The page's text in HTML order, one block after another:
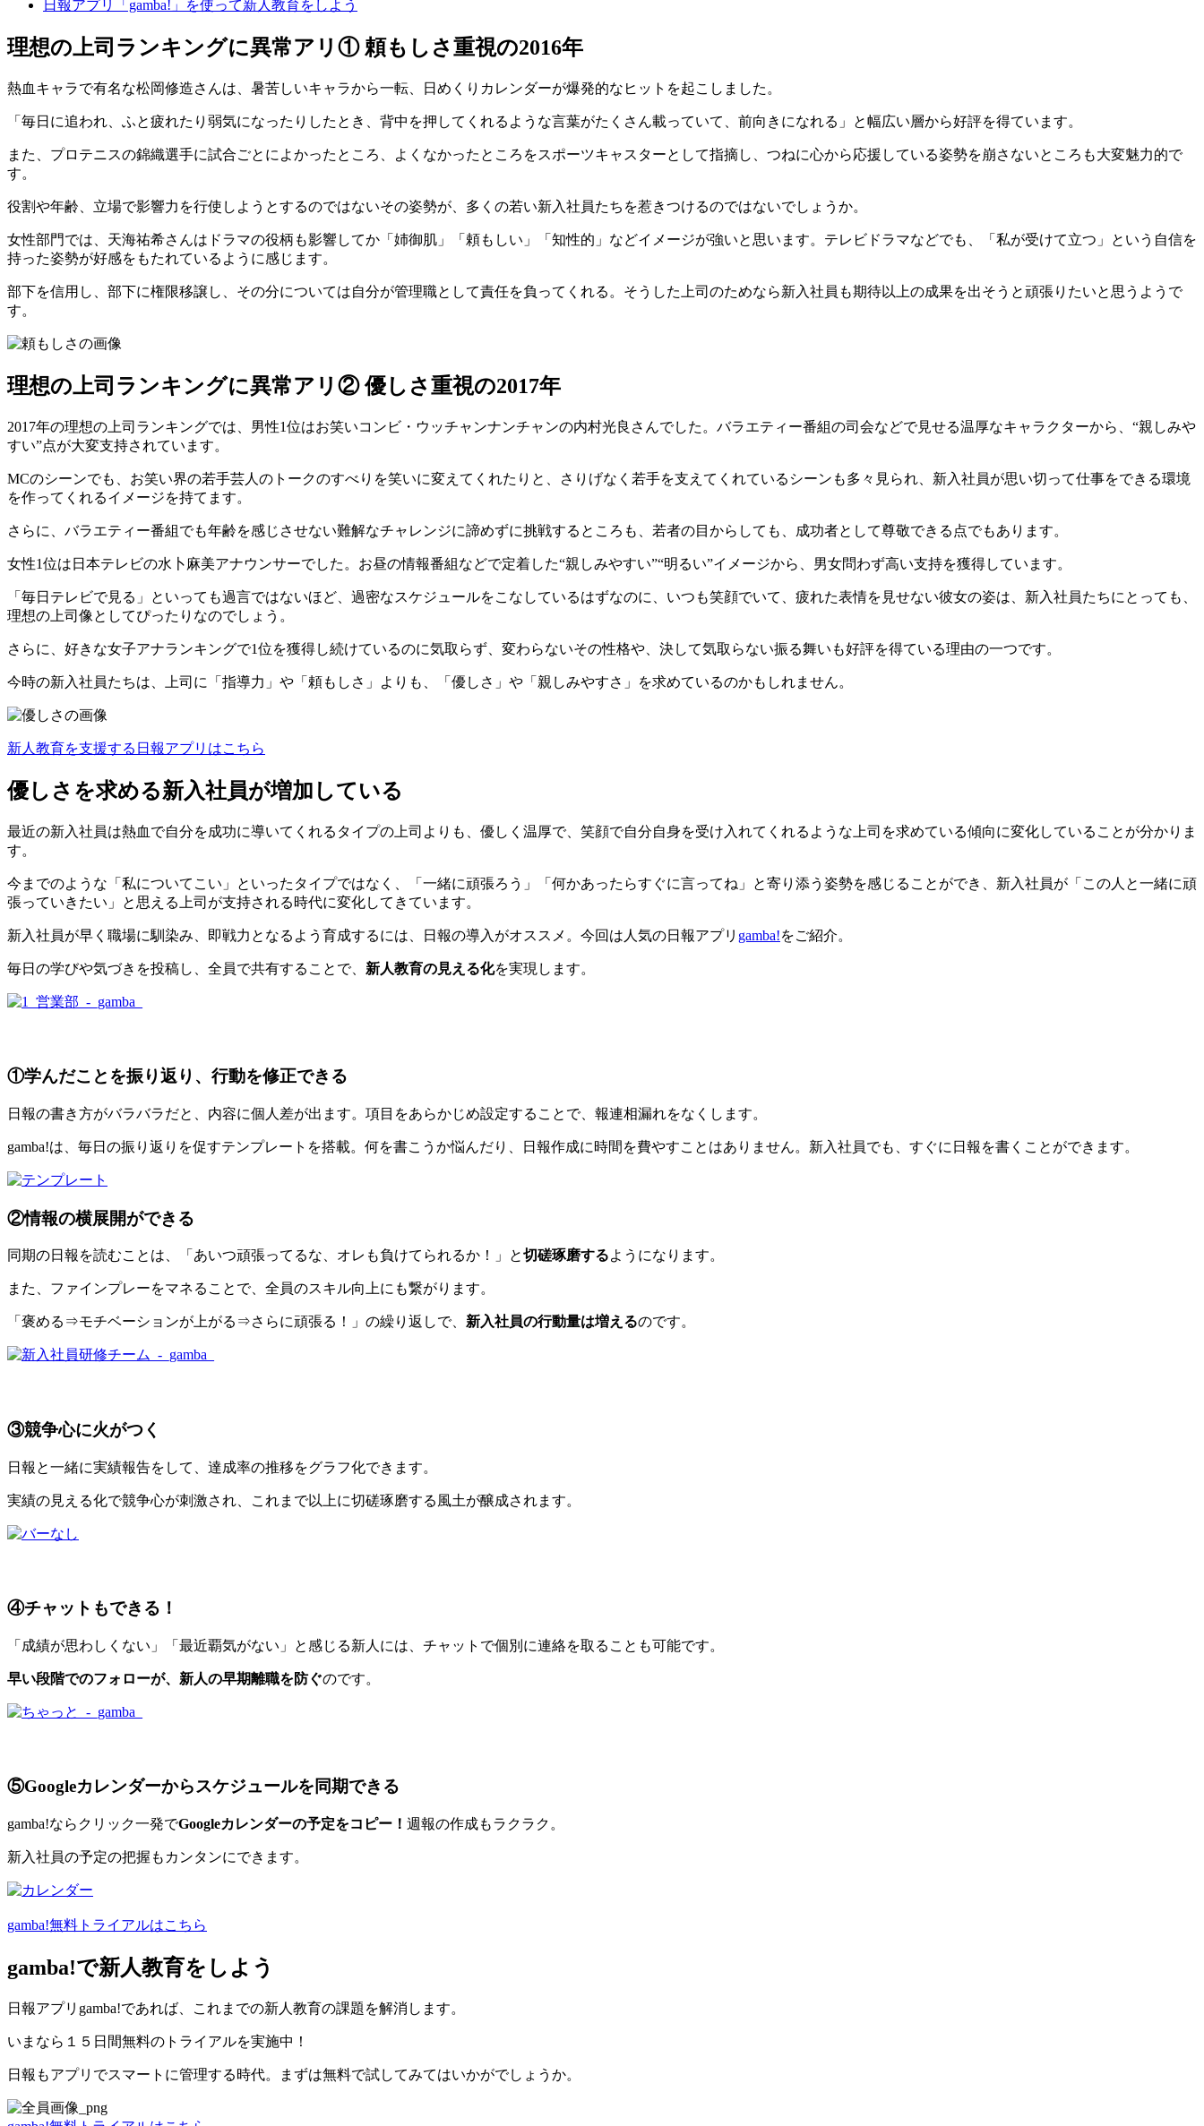
日報アプリ「gamba!」を使って新人教育をしよう
理想の上司ランキングに異常アリ① 頼もしさ重視の2016年
熱血キャラで有名な松岡修造さんは、暑苦しいキャラから一転、日めくりカレンダーが爆発的なヒットを起こしました。
「毎日に追われ、ふと疲れたり弱気になったりしたとき、背中を押してくれるような言葉がたくさん載っていて、前向きになれる」と幅広い層から好評を得ています。
また、プロテニスの錦織選手に試合ごとによかったところ、よくなかったところをスポーツキャスターとして指摘し、つねに心から応援している姿勢を崩さないところも大変魅力的で
す。
役割や年齢、立場で影響力を行使しようとするのではないその姿勢が、多くの若い新入社員たちを惹きつけるのではないでしょうか。
女性部門では、天海祐希さんはドラマの役柄も影響してか「姉御肌」「頼もしい」「知性的」などイメージが強いと思います。テレビドラマなどでも、「私が受けて立つ」という自信を
持った姿勢が好感をもたれているように感じます。
部下を信用し、部下に権限移譲し、その分については自分が管理職として責任を負ってくれる。そうした上司のためなら新入社員も期待以上の成果を出そうと頑張りたいと思うようで
す。
理想の上司ランキングに異常アリ② 優しさ重視の2017年
2017年の理想の上司ランキングでは、男性1位はお笑いコンビ・ウッチャンナンチャンの内村光良さんでした。バラエティー番組の司会などで見せる温厚なキャラクターから、“親しみや
すい”点が大変支持されています。
MCのシーンでも、お笑い界の若手芸人のトークのすべりを笑いに変えてくれたりと、さりげなく若手を支えてくれているシーンも多々見られ、新入社員が思い切って仕事をできる環境
を作ってくれるイメージを持てます。
さらに、バラエティー番組でも年齢を感じさせない難解なチャレンジに諦めずに挑戦するところも、若者の目からしても、成功者として尊敬できる点でもあります。
女性1位は日本テレビの水卜麻美アナウンサーでした。お昼の情報番組などで定着した“親しみやすい”“明るい”イメージから、男女問わず高い支持を獲得しています。
「毎日テレビで見る」といっても過言ではないほど、過密なスケジュールをこなしているはずなのに、いつも笑顔でいて、疲れた表情を見せない彼女の姿は、新入社員たちにとっても、
理想の上司像としてぴったりなのでしょう。
さらに、好きな女子アナランキングで1位を獲得し続けているのに気取らず、変わらないその性格や、決して気取らない振る舞いも好評を得ている理由の一つです。
今時の新入社員たちは、上司に「指導力」や「頼もしさ」よりも、「優しさ」や「親しみやすさ」を求めているのかもしれません。
新人教育を支援する日報アプリはこちら
優しさを求める新入社員が増加している
最近の新入社員は熱血で自分を成功に導いてくれるタイプの上司よりも、優しく温厚で、笑顔で自分自身を受け入れてくれるような上司を求めている傾向に変化していることが分かりま
す。
今までのような「私についてこい」といったタイプではなく、「一緒に頑張ろう」「何かあったらすぐに言ってね」と寄り添う姿勢を感じることができ、新入社員が「この人と一緒に頑
張っていきたい」と思える上司が支持される時代に変化してきています。
新入社員が早く職場に馴染み、即戦力となるよう育成するには、日報の導入がオススメ。今回は人気の日報アプリ gamba!をご紹介。
毎日の学びや気づきを投稿し、全員で共有することで、 新人教育の見える化を実現します。
①学んだことを振り返り、行動を修正できる
日報の書き方がバラバラだと、内容に個人差が出ます。項目をあらかじめ設定することで、報連相漏れをなくします。
gamba!は、毎日の振り返りを促すテンプレートを搭載。何を書こうか悩んだり、日報作成に時間を費やすことはありません。新入社員でも、すぐに日報を書くことができます。
②情報の横展開ができる
同期の日報を読むことは、「あいつ頑張ってるな、オレも負けてられるか！」と切磋琢磨するようになります。
また、ファインプレーをマネることで、全員のスキル向上にも繋がります。
「褒める⇒モチベーションが上がる⇒さらに頑張る！」の繰り返しで、 新入社員の行動量は増えるのです。
③競争心に火がつく
日報と一緒に実績報告をして、達成率の推移をグラフ化できます。
実績の見える化で競争心が刺激され、これまで以上に切磋琢磨する風土が醸成されます。
④チャットもできる！
「成績が思わしくない」「最近覇気がない」と感じる新人には、チャットで個別に連絡を取ることも可能です。
早い段階でのフォローが、新人の早期離職を防ぐのです。
⑤Googleカレンダーからスケジュールを同期できる
gamba!ならクリック一発でGoogleカレンダーの予定をコピー！ 週報の作成もラクラク。
新入社員の予定の把握もカンタンにできます。
gamba!無料トライアルはこちら
gamba!で新人教育をしよう
日報アプリgamba!であれば、これまでの新人教育の課題を解消します。
いまなら１５日間無料のトライアルを実施中！
日報もアプリでスマートに管理する時代。まずは無料で試してみてはいかがでしょうか。